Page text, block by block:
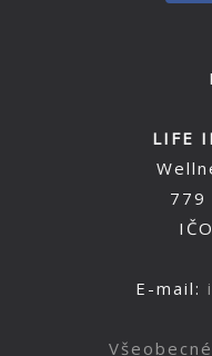
LIFE
779
E-mail: